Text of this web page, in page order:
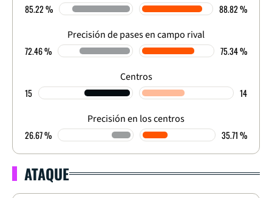
85.22 % 88.82 %
Precisión de pases en campo rival
72.46 % 75.34 %
Centros
15 14
Precisión en los centros
26.67 % 35.71 %
ATAQUE